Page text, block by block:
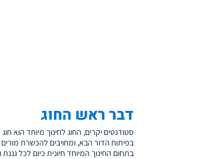
דבר ראש החוג
סטודנטים יקרים, החוג לחינוך מיוחד הוא
בפיתוח הדור הבא, ומחויבים להכשרת
בתחום החינוך המיוחד חיונית כיום לכל